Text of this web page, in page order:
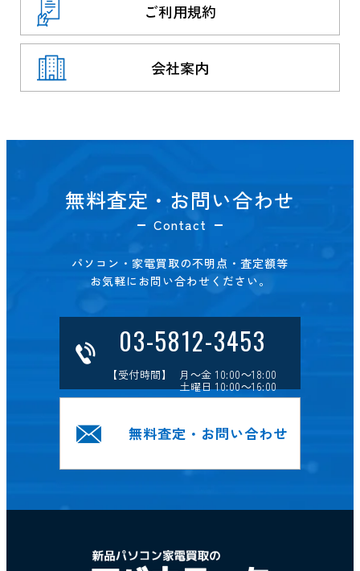
ご利用規約
会社案内
無料査定・お問い合わせ
Contact
パソコン・家電買取の不明点・査定額等
お気軽にお問い合わせください。
03-5812-3453
【受付時間】 月～金 10:00～18:00
土曜日 10:00～16:00
無料査定・お問い合わせ